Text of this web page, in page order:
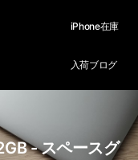
iPhone在庫
入荷ブログ
- スペースグ